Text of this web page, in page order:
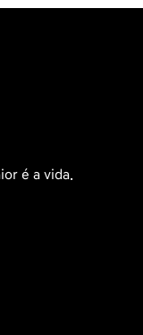
é a vida.